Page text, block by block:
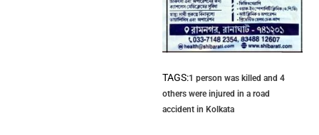
TAGS:1 person was killed and 4
others were injured in a road
accident in Kolkata